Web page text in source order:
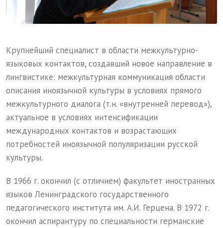
Крупнейший специалист в области межкультурно-
языковых контактов, создавший новое направление в
лингвистике: межкультурная коммуникация области
описания иноязычной культуры в условиях прямого
межкультурного диалога (т.н. «внутренней перевод»),
актуальное в условиях интенсификации
международных контактов и возрастающих
потребностей иноязычной популяризации русской
культуры.
В 1966 г. окончил (с отличием) факультет иностранных
языков Ленинградского государственного
педагогического института им. А.И. Герцена. В 1972 г.
окончил аспирантуру по специальности германские